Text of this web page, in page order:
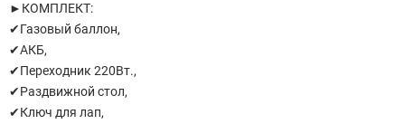
►КОМПЛЕКТ:
✔Газовый баллон,
✔АКБ,
✔Переходник 220Вт.,
✔Раздвижной стол,
✔Ключ для лап,